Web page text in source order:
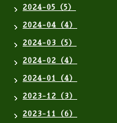
2024-05（5）
2024-04（4）
2024-03（5）
2024-02（4）
2024-01（4）
2023-12（3）
2023-11（6）